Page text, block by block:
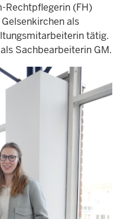
Rechtpflegerin (FH)
als
tätig.
Sachbearbeiterin GM.